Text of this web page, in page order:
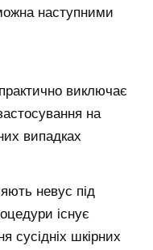
наступними
виключає
на
випадках
невус під
існує
сусідніх шкірних